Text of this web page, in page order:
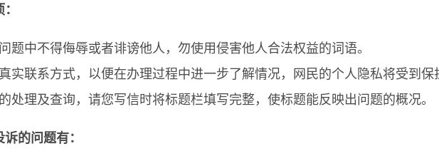
题中不得侮辱或者诽谤他人，勿使用侵害他人合法权益的词语。
实联系方式，以便在办理过程中进一步了解情况，网民的个人隐私将受到保
处理及查询，请您写信时将标题栏填写完整，使标题能反映出问题的概况。
的问题有：